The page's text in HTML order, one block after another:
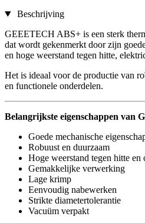
Beschrijving
GEEETECH ABS+ is een sterk
dat wordt gekenmerkt door zijn
en hoge weerstand tegen hitte,
Het is ideaal voor de productie van
en functionele onderdelen.
Belangrijkste eigenschappen van
Goede mechanische
Robuust en duurzaam
Hoge weerstand tegen hitte en
Gemakkelijke verwerking
Lage krimp
Eenvoudig nabewerken
Strikte diametertolerantie
Vacuüm verpakt